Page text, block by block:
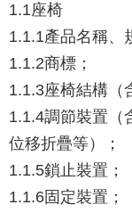
1.1座椅
1.1.1產品名稱、
1.1.2商標；
1.1.3座椅結構（
1.1.4調節裝置（
位移折疊等）；
1.1.5鎖止裝置；
1.1.6固定裝置；